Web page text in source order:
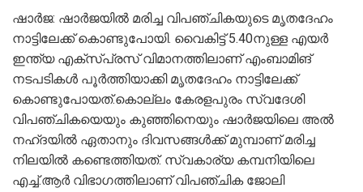
ഷാർജ: ഷാർജയിൽ മരിച്ച വിപഞ്ചികയു‌ടെ മൃതദേഹം
നാട്ടിലേക്ക് കൊണ്ടുപോയി. വൈകിട്ട് 5.40നുള്ള എയർ
ഇന്ത്യ എക്സ്പ്രസ് വിമാനത്തിലാണ് എംബാമിങ്
നടപടികള്‍ പൂർത്തിയാക്കി മൃതദേഹം നാട്ടിലേക്ക്
കൊണ്ടുപോയത്.കൊല്ലം കേരളപുരം സ്വദേശി
വിപഞ്ചികയെയും കുഞ്ഞിനെയും ഷാർജയിലെ അല്‍
നഹ്ദയില്‍ ഏതാനും ദിവസങ്ങൾക്ക് മുമ്പാണ് മരിച്ച
നിലയിൽ കണ്ടെത്തിയത്. സ്വകാര്യ കമ്പനിയിലെ
എച്ച്.ആർ വിഭാഗത്തിലാണ് വിപഞ്ചിക ജോലി